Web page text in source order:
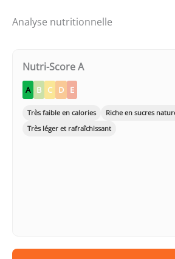
Analyse nutritionnelle
Nutri-Score A
A B C D E
Très faible en calories Riche en sucres
Très léger et rafraîchissant